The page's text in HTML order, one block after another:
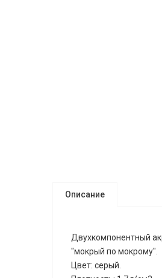
Описание
Двухкомпонентный
"мокрый по мокрому".
Цвет: серый.